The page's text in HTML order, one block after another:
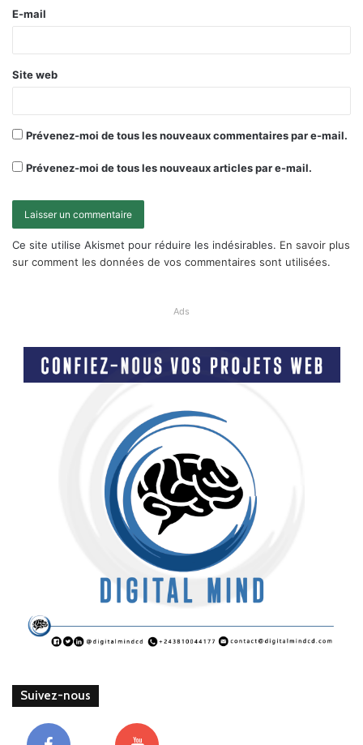
E-mail
Site web
Prévenez-moi de tous les nouveaux commentaires par e-mail.
Prévenez-moi de tous les nouveaux articles par e-mail.
Ce site utilise Akismet pour réduire les indésirables. En savoir plus
sur comment les données de vos commentaires sont utilisées.
Ads
Suivez-nous